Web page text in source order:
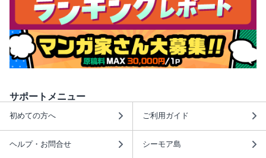
サポートメニュー
初めての方へ ご利用ガイド
ヘルプ・お問合せ シーモア島